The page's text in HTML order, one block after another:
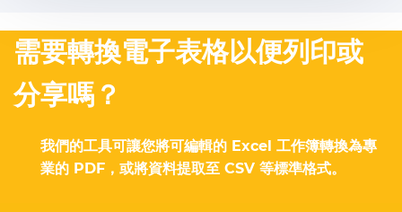
需要轉換電子表格以便列印或
分享嗎？
我們的工具可讓您將可編輯的 Excel 工作簿轉換為專
業的 PDF，或將資料提取至 CSV 等標準格式。